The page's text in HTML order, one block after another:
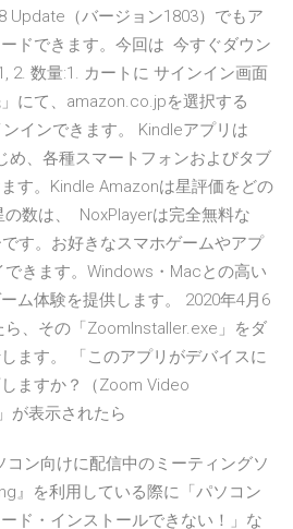
Update（バージョン1803）でもア
ドできます。今回は 今すぐダウン
2. 数量:1. カートに サインイン画面
にて、amazon.co.jpを選択する
インできます。 Kindleアプリは
め、各種スマートフォンおよびタブ
す。Kindle Amazonは星評価をどの
数は、 NoxPlayerは完全無料な
す。お好きなスマホゲームやアプ
できます。Windows・Macとの高い
ム体験を提供します。 2020年4月6
ら、その「ZoomInstaller.exe」をダ
ます。 「このアプリがデバイスに
ますか？（Zoom Video
が表示されたら
ン向けに配信中のミーティングソ
』を利用している際に「パソコン
ド・インストールできない！」な